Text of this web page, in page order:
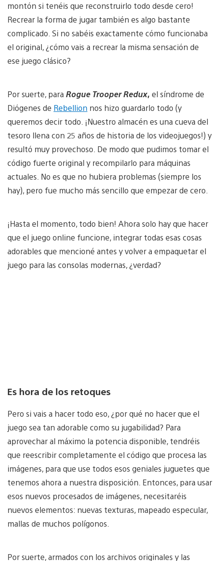
montón si tenéis que reconstruirlo todo desde cero!
Recrear la forma de jugar también es algo bastante
complicado. Si no sabéis exactamente cómo funcionaba
el original, ¿cómo vais a recrear la misma sensación de
ese juego clásico?
Por suerte, paraRogue Trooper Redux, el síndrome de
Diógenes de Rebellion nos hizo guardarlo todo (y
queremos decir todo. ¡Nuestro almacén es una cueva del
tesoro llena con 25 años de historia de los videojuegos!) y
resultó muy provechoso. De modo que pudimos tomar el
código fuerte original y recompilarlo para máquinas
actuales. No es que no hubiera problemas (siempre los
hay), pero fue mucho más sencillo que empezar de cero.
¡Hasta el momento, todo bien! Ahora solo hay que hacer
que el juego online funcione, integrar todas esas cosas
adorables que mencioné antes y volver a empaquetar el
juego para las consolas modernas, ¿verdad?
Es hora de los retoques
Pero si vais a hacer todo eso, ¿por qué no hacer que el
juego sea tan adorable como su jugabilidad? Para
aprovechar al máximo la potencia disponible, tendréis
que reescribir completamente el código que procesa las
imágenes, para que use todos esos geniales juguetes que
tenemos ahora a nuestra disposición. Entonces, para usar
esos nuevos procesados de imágenes, necesitaréis
nuevos elementos: nuevas texturas, mapeado especular,
mallas de muchos polígonos.
Por suerte, armados con los archivos originales y las